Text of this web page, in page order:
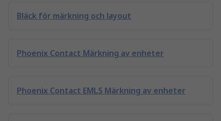
Bläck för märkning och layout
Phoenix Contact Märkning av enheter
Phoenix Contact EMLS Märkning av enheter